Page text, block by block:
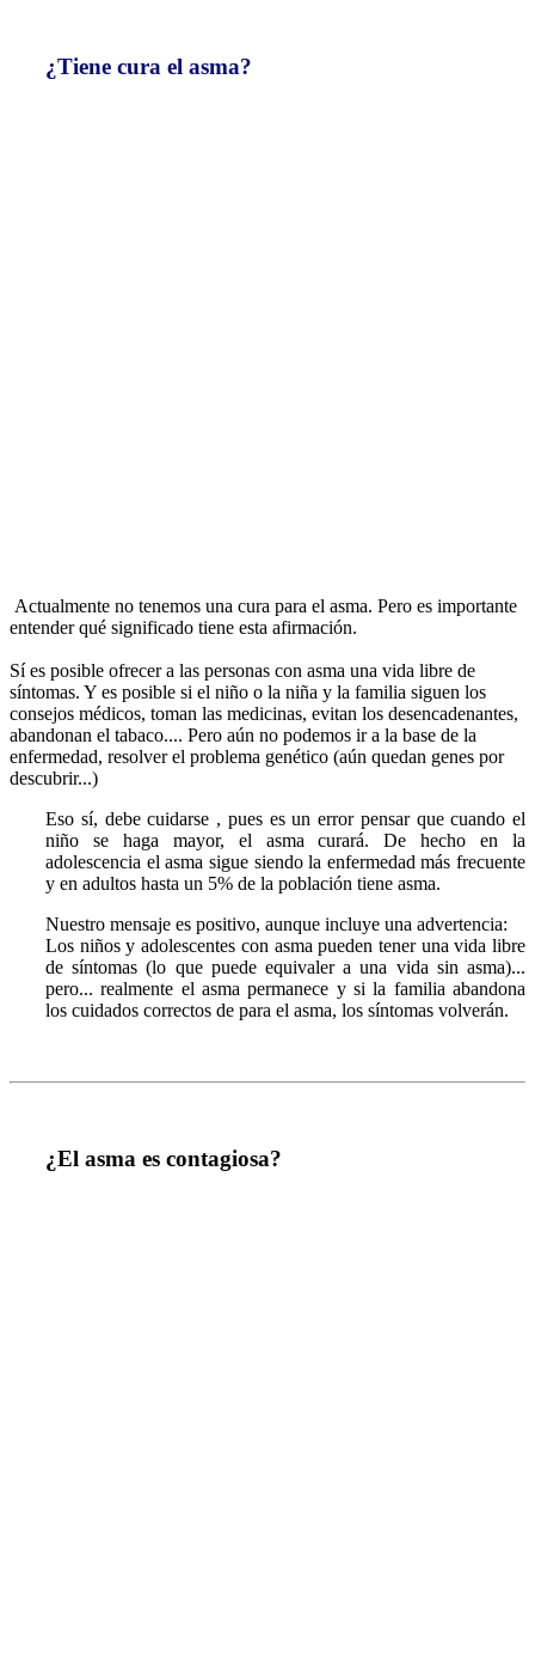
¿Tiene cura el asma?
Actualmente no tenemos una cura para el asma. Pero es importante
entender qué significado tiene esta afirmación.
Sí es posible ofrecera las personas con asma una vida libre de
síntomas. Y es posible si el niño o la niña y la familia siguen los
consejos médicos, toman las medicinas, evitan los desencadenantes,
abandonan el tabaco.... Pero aún no podemos ir a la base de la
enfermedad, resolver el problema genético (aún quedan genes por
descubrir...)
Eso sí, debe cuidarse , pues es un error pensar que cuando el
niño se haga mayor, el asma curará. De hecho en la
adolescencia el asma sigue siendo la enfermedad más frecuente
y en adultos hasta un 5% de la población tiene asma.
Nuestro mensaje es positivo, aunque incluye una advertencia:
Los niños y adolescentes con asma pueden tener una vida libre
de síntomas (lo que puede equivaler a una vida sin asma)...
pero... realmente el asma permanece y si la familia abandona
los cuidados correctos de para el asma, los síntomas volverán.
¿El asma es contagiosa?